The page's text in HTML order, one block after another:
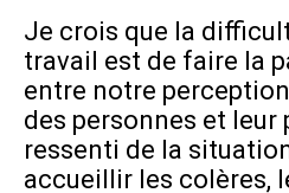
Je crois que la
travail est de faire la
entre notre
des personnes et leur
ressenti de la
accueillir les colères,